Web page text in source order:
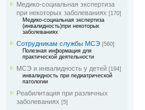
Медико-социальная экспертиза
при некоторых заболеваниях [170]
Медико-социальная экспертиза
(инвалидность)при некоторых
заболеваниях
Сотрудникам службы МСЭ [560]
Полезная информация для
практической деятельности
МСЭ и инвалидность у детей [194]
инвалидность при педиатрической
патологии
Реабилитация при различных
заболеваниях [5]